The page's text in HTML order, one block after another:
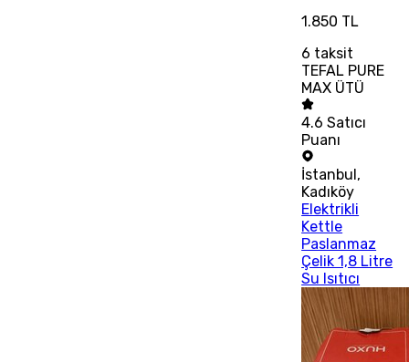
1.850 TL
6 taksit
TEFAL PURE
MAX ÜTÜ
4.6 Satıcı
Puanı
İstanbul ,
Kadıköy
Elektrikli
Kettle
Paslanmaz
Çelik 1,8 Litre
Su Isıtıcı